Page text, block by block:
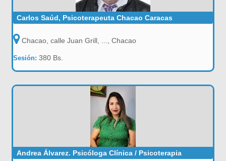
Carlos Saúd, Psicoterapeuta Chacao Caracas
Chacao, calle Juan Grill, ..., Chacao
Sesión:380 Bs.
Andrea Álvarez. Psicóloga Clínica / Psicoterapia